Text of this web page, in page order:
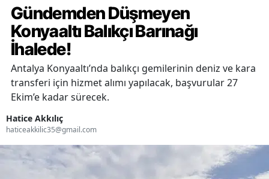
Gündemden Düşmeyen
Konyaaltı Balıkçı Barınağı
İhalede!
Antalya Konyaaltı’nda balıkçı gemilerinin deniz ve kara
transferi için hizmet alımı yapılacak, başvurular 27
Ekim’e kadar sürecek.
Hatice Akkılıç
haticeakkilic35@gmail.com